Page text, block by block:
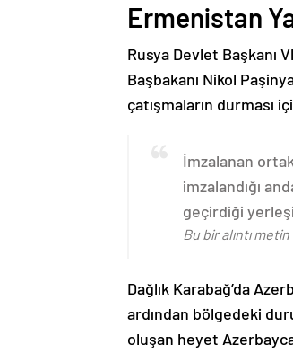
Ermenistan
Rusya Devlet Başkanı
Başbakanı Nikol
çatışmaların durması
İmzalanan
imzalandığı
geçirdiği
Bu bir alıntı
Dağlık Karabağ’da
ardından bölgedeki
oluşan heyet